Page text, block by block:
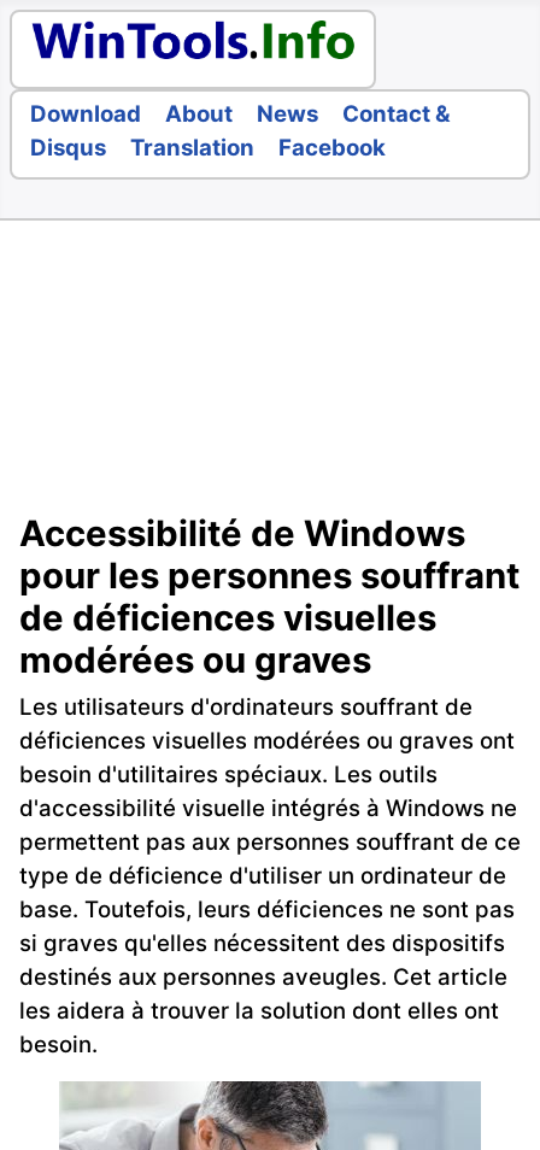
Download About News
Contact &
Disqus
Translation Facebook
Accessibilité de Windows
pour les personnes souffrant
de déficiences visuelles
modérées ou graves
Les utilisateurs d'ordinateurs souffrant de
déficiences visuelles modérées ou graves ont
besoin d'utilitaires spéciaux. Les outils
d'accessibilité visuelle intégrés à Windows ne
permettent pas aux personnes souffrant de ce
type de déficience d'utiliser un ordinateur de
base. Toutefois, leurs déficiences ne sont pas
si graves qu'elles nécessitent des dispositifs
destinés aux personnes aveugles. Cet article
les aidera à trouver la solution dont elles ont
besoin.